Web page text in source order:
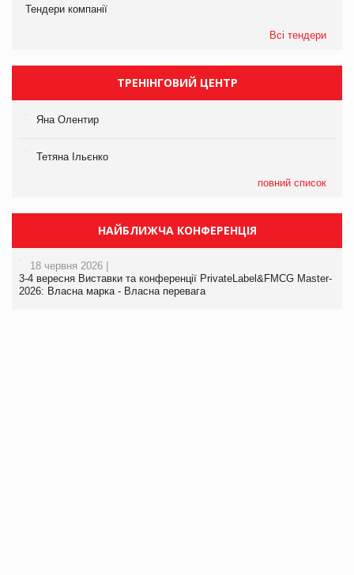
Тендери компанії
Всі тендери
ТРЕНІНГОВИЙ ЦЕНТР
Яна Олентир
Тетяна Ільєнко
повний список
НАЙБЛИЖЧА КОНФЕРЕНЦІЯ
18 червня 2026 |
3-4 вересня Виставки та конференції PrivateLabel&FMCG Master-
2026: Власна марка - Власна перевага